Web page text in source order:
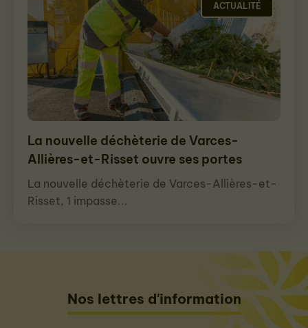
La nouvelle déchèterie de Varces-
Allières-et-Risset ouvre ses portes
La nouvelle déchèterie de Varces-Allières-et-
Risset, 1 impasse...
ACTUALITÉ
Nos lettres d'information